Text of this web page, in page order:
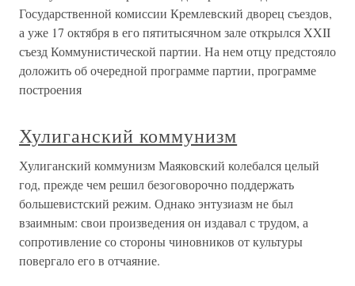
Государственной комиссии Кремлевский дворец съездов,
а уже 17 октября в его пятитысячном зале открылся XXII
съезд Коммунистической партии. На нем отцу предстояло
доложить об очередной программе партии, программе
построения
Хулиганский коммунизм
Хулиганский коммунизм Маяковский колебался целый
год, прежде чем решил безоговорочно поддержать
большевистский режим. Однако энтузиазм не был
взаимным: свои произведения он издавал с трудом, а
сопротивление со стороны чиновников от культуры
повергало его в отчаяние.